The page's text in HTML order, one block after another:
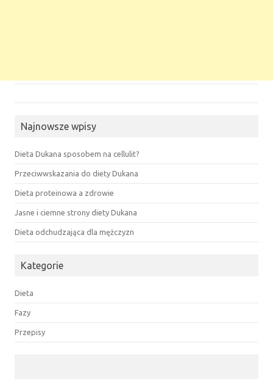
Najnowsze wpisy
Dieta Dukana sposobem na cellulit?
Przeciwwskazania do diety Dukana
Dieta proteinowa a zdrowie
Jasne i ciemne strony diety Dukana
Dieta odchudzająca dla mężczyzn
Kategorie
Dieta
Fazy
Przepisy